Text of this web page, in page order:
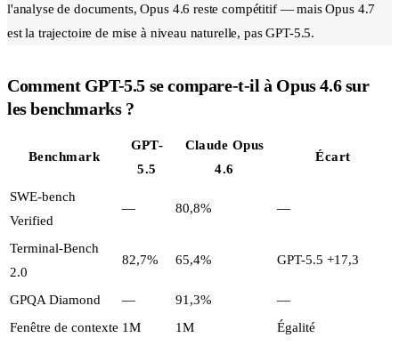
l'analyse de documents, Opus 4.6 reste compétitif — mais Opus 4.7
est la trajectoire de mise à niveau naturelle, pas GPT-5.5.
Comment GPT-5.5 se compare-t-il à Opus 4.6 sur
les benchmarks ?
Benchmark
GPT-
5.5
Claude Opus
4.6
Écart
SWE-bench
Verified
— 80,8% —
Terminal-Bench
2.0
82,7% 65,4% GPT-5.5 +17,3
GPQA Diamond — 91,3%
—
Fenêtre de contexte 1M 1M Égalité